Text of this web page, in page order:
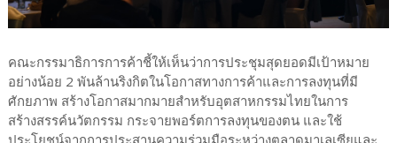
คณะกรรมาธิการการค้าชี้ให้เห็นว่าการประชุมสุดยอดมีเป้าหมาย
อย่างน้อย 2 พันล้านริงกิตในโอกาสทางการค้าและการลงทุนที่มี
ศักยภาพ สร้างโอกาสมากมายสำหรับอุตสาหกรรมไทยในการ
สร้างสรรค์นวัตกรรม กระจายพอร์ตการลงทุนของตน และใช้